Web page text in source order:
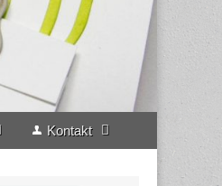
Kontakt